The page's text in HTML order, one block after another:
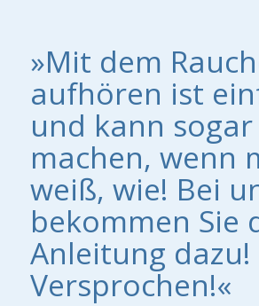
»Mit dem
aufhören ist
und kann sogar
machen, wenn
weiß, wie! Bei
bekommen Sie
Anleitung dazu!
Versprochen!«